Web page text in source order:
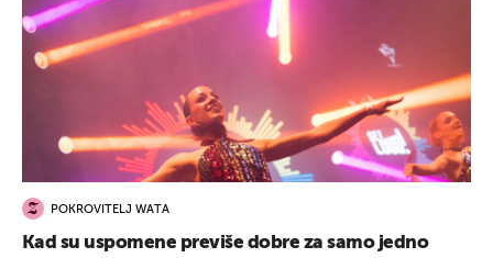
POKROVITELJ WATA
Kad su uspomene previše dobre za samo jedno